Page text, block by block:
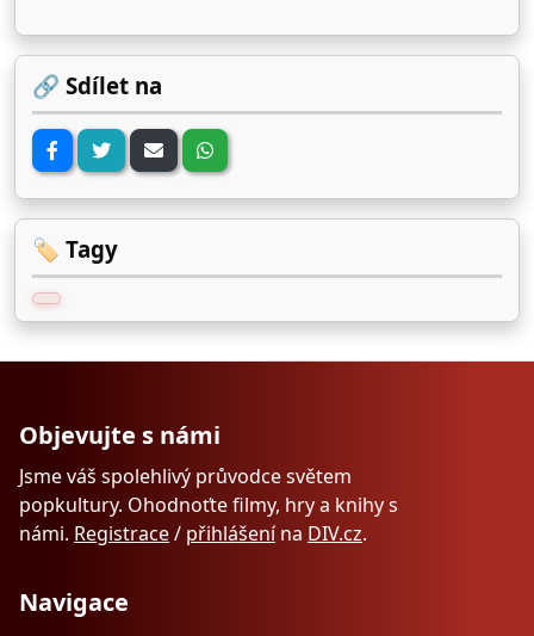
🔗 Sdílet na
🏷️ Tagy
Objevujte s námi
Jsme váš spolehlivý průvodce světem
popkultury. Ohodnoťte filmy, hry a knihy s
námi. Registrace/ přihlášenína DIV.cz.
Navigace